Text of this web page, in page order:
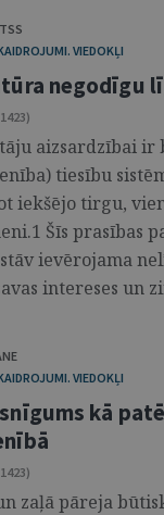
VIEDOKĻI
negodīgu
aizsardzībai ir
tiesību
iekšējo tirgu,
Šīs prasības
ievērojama
intereses un
VIEDOKĻI
kā
zaļā pāreja